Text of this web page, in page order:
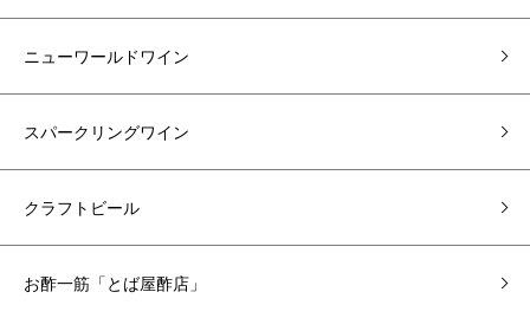
ニューワールドワイン
スパークリングワイン
クラフトビール
お酢一筋「とば屋酢店」